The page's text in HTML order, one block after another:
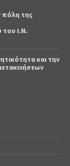
πόλη της
Ι.Ν.
και την